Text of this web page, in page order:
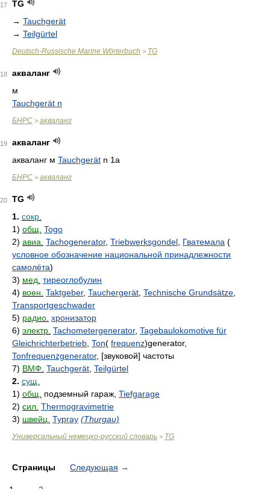
17
TG
→ Tauchgerät
→ Teilgürtel
Deutsch-Russische Marine Wörterbuch > TG
18
акваланг
м
Tauchgerät n
БНРС > акваланг
19
акваланг
акваланг м Tauchgerät n 1a
БНРС > акваланг
20
TG
1. сокр.
1) общ. Togo
2) авиа. Tachogenerator, Triebwerksgondel Гватемала (
условное обозначение национальной принадлежности
самолёта)
3) мед. тиреоглобулин
4) воен. Taktgeber, Tauchergerät Technische Grundsätze
Transportgeschwader
5) радио. хронизатор
6) электр. Tachometergenerator, Tagebaulokomotive für
Gleichrichterbetrieb Ton( frequenz)generator,
Tonfrequenzgenerator, [звуковой] частоты
7) ВМФ. Tauchgerät Teilgürtel
2. сущ.
1) общ. подземный гараж, Tiefgarage
2) сил. Thermogravimetrie
3) швейц. Тургау (Thurgau)
Универсальный немецко-русский словарь > TG
Страницы Следующая →